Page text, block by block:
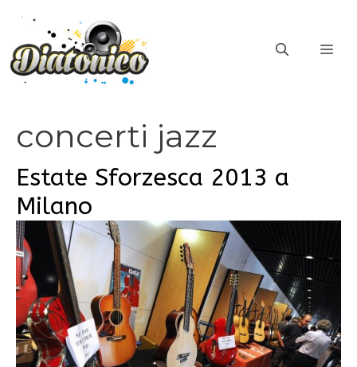
contenuto
concerti jazz
Estate Sforzesca 2013 a
Milano